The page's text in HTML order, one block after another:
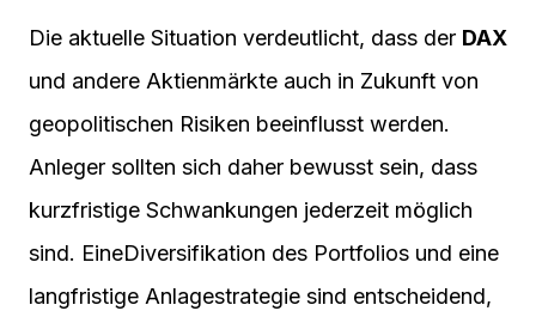
Die aktuelle Situation verdeutlicht, dass der DAX
und andere Aktienmärkte auch in Zukunft von
geopolitischen Risiken beeinflusst werden.
Anleger sollten sich daher bewusst sein, dass
kurzfristige Schwankungen jederzeit möglich
sind. EineDiversifikation des Portfolios und eine
langfristige Anlagestrategie sind entscheidend,